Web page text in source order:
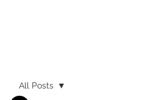
All Posts